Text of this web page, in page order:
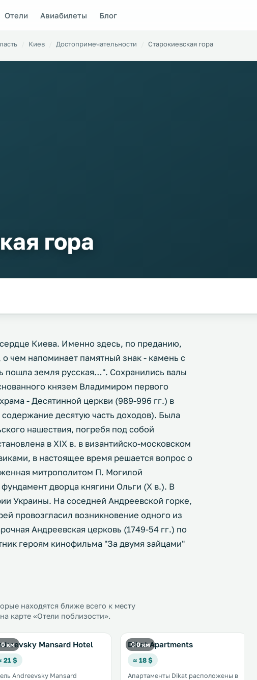
Отели Авиабилеты Блог
Киев Достопримечательности Старокиевская гора
гора
Киева. Именно здесь, по преданию,
о чем напоминает памятный знак - камень с
пошла земля русская…". Сохранились валы
князем Владимиром первого
- Десятинной церкви (989-996 гг.) в
десятую часть доходов). Была
нашествия, погребя под собой
в XIX в. в византийско-московском
в настоящее время решается вопрос о
митрополитом П. Могилой
дворца княгини Ольги (X в.). В
Украины. На соседней Андреевской горке,
провозгласил возникновение одного из
Андреевская церковь (1749-54 гг.) по
героям кинофильма "За двумя зайцами"
находятся ближе всего к месту
карте «Отели поблизости».
0 км Mansard Hotel
21 $
Andreevsky Mansard
0 км
Dikat Apartments
≈ 18 $
Апартаменты Dikat расположены в